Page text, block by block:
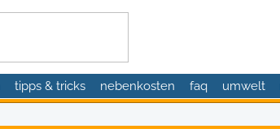
tipps & tricks nebenkosten faq umwelt